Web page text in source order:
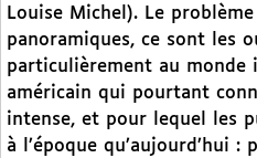
Louise Michel). Le
panoramiques, ce sont les
particulièrement au
américain qui pourtant
intense, et pour lequel les
à l’époque qu’aujourd’hui :